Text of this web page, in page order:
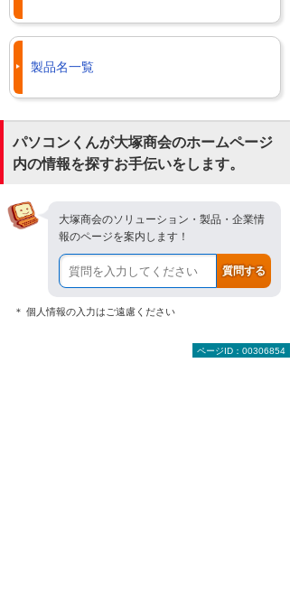
製品名一覧
パソコンくんが大塚商会のホームページ
内の情報を探すお手伝いをします。
大塚商会のソリューション・製品・企業情
報のページを案内します！
＊ 個人情報の入力はご遠慮ください
ページID：00306854